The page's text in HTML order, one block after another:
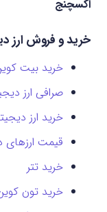
اکسچنج
خرید و فروش ارز
خرید بیت
صرافی ارز
خرید ارز
قیمت ارزهای
خرید تتر
خرید تون